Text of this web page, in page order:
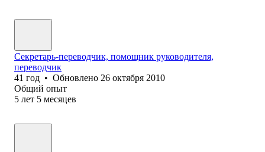
Секретарь-переводчик, помощник руководителя,
переводчик
41 год • Обновлено 26 октября 2010
Общий опыт
5 лет 5 месяцев